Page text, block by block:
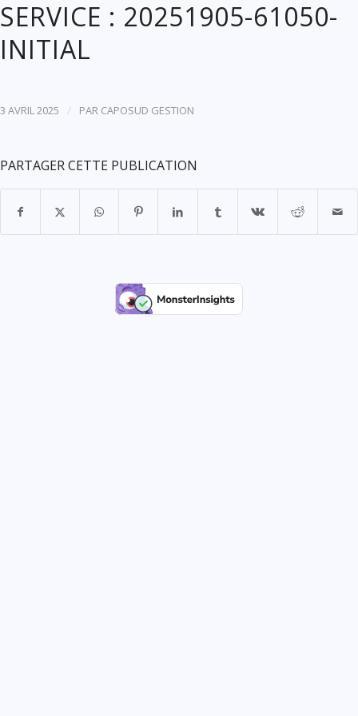
SERVICE : 20251905-61050-
INITIAL
3 AVRIL 2025 / PAR CAPOSUD GESTION
PARTAGER CETTE PUBLICATION